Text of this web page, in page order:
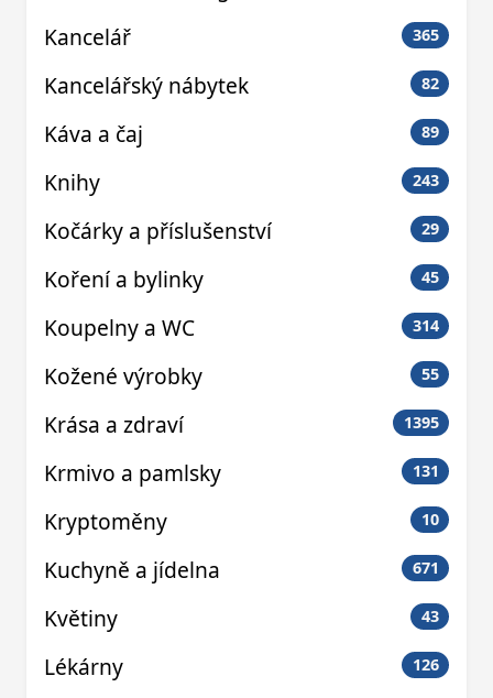
Kancelář
365
Kancelářský nábytek 82
Káva a čaj 89
Knihy 243
Kočárky a příslušenství 29
Koření a bylinky 45
Koupelny a WC 314
Kožené výrobky 55
Krása a zdraví 1395
Krmivo a pamlsky 131
Kryptoměny 10
Kuchyně a jídelna 671
Květiny 43
Lékárny 126